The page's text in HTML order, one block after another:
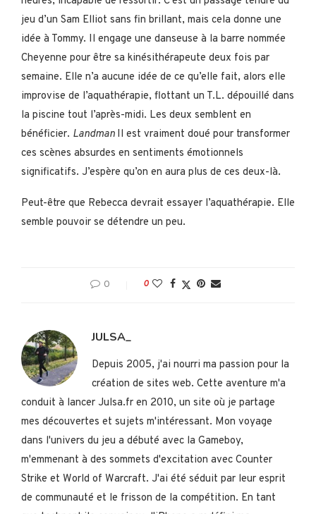
jeu d’un Sam Elliot sans fin brillant, mais cela donne une
idée à Tommy. Il engage une danseuse à la barre nommée
Cheyenne pour être sa kinésithérapeute deux fois par
semaine. Elle n’a aucune idée de ce qu’elle fait, alors elle
improvise de l’aquathérapie, flottant un T.L. dépouillé dans
la piscine tout l’après-midi. Les deux semblent en
bénéficier. Landman Il est vraiment doué pour transformer
ces scènes absurdes en sentiments émotionnels
significatifs. J’espère qu’on en aura plus de ces deux-là.
Peut-être que Rebecca devrait essayer l’aquathérapie. Elle
semble pouvoir se détendre un peu.
0 0
JULSA_
Depuis 2005, j'ai nourri ma passion pour la
création de sites web. Cette aventure m'a
conduit à lancer Julsa.fr en 2010, un site où je partage
mes découvertes et sujets m'intéressant. Mon voyage
dans l'univers du jeu a débuté avec la Gameboy,
m'emmenant à des sommets d'excitation avec Counter
Strike et World of Warcraft. J'ai été séduit par leur esprit
de communauté et le frisson de la compétition. En tant